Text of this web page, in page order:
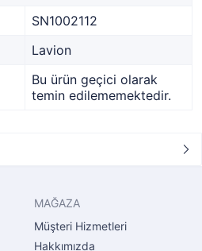
SN1002112
Lavion
Bu ürün geçici olarak
temin edilememektedir.
MAĞAZA
Müşteri Hizmetleri
Hakkımızda